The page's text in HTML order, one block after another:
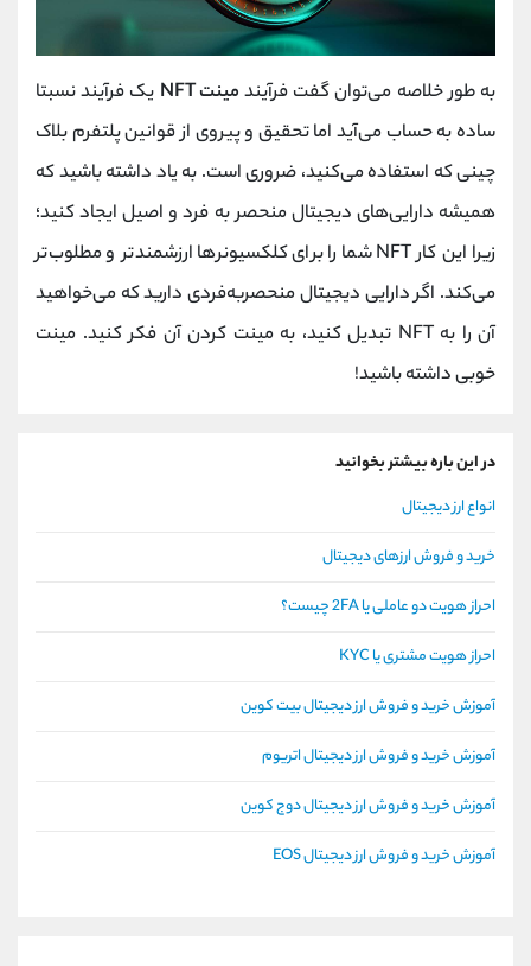
به طور خلاصه می‌توان گفت فرآیند مینت NFT
یک فرآیند نسبتا
ساده به حساب می‌آید اما تحقیق و پیروی از قوانین پلتفرم بلاک
چینی که استفاده می‌کنید، ضروری است. به یاد داشته باشید که
همیشه دارایی‌های دیجیتال منحصر به فرد و اصیل ایجاد کنید؛
زیرا این کار NFT شما را برای کلکسیونرها ارزشمندتر و مطلوب‌تر
می‌کند. اگر دارایی دیجیتال منحصربه‌فردی دارید که می‌خواهید
آن را به NFT تبدیل کنید، به مینت کردن آن فکر کنید. مینت
خوبی داشته باشید!
در این باره بیشتر بخوانید
انواع ارز دیجیتال
خرید و فروش ارزهای دیجیتال
احراز هویت دو عاملی یا 2FA چیست؟
احراز هویت مشتری یا KYC
آموزش خرید و فروش ارز دیجیتال بیت کوین
آموزش خرید و فروش ارز دیجیتال اتریوم
آموزش خرید و فروش ارز دیجیتال دوج کوین
آموزش خرید و فروش ارز دیجیتال EOS